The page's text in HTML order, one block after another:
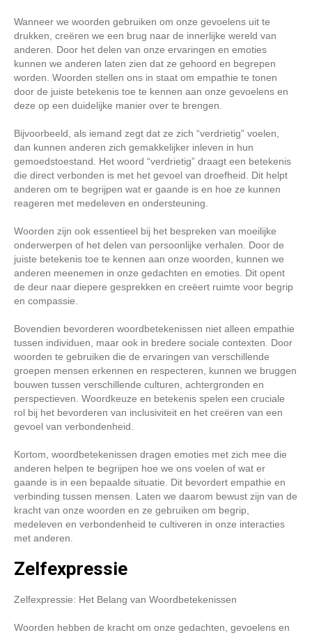
Wanneer we woorden gebruiken om onze gevoelens uit te
drukken, creëren we een brug naar de innerlijke wereld van
anderen. Door het delen van onze ervaringen en emoties
kunnen we anderen laten zien dat ze gehoord en begrepen
worden. Woorden stellen ons in staat om empathie te tonen
door de juiste betekenis toe te kennen aan onze gevoelens en
deze op een duidelijke manier over te brengen.
Bijvoorbeeld, als iemand zegt dat ze zich “verdrietig” voelen,
dan kunnen anderen zich gemakkelijker inleven in hun
gemoedstoestand. Het woord “verdrietig” draagt een betekenis
die direct verbonden is met het gevoel van droefheid. Dit helpt
anderen om te begrijpen wat er gaande is en hoe ze kunnen
reageren met medeleven en ondersteuning.
Woorden zijn ook essentieel bij het bespreken van moeilijke
onderwerpen of het delen van persoonlijke verhalen. Door de
juiste betekenis toe te kennen aan onze woorden, kunnen we
anderen meenemen in onze gedachten en emoties. Dit opent
de deur naar diepere gesprekken en creëert ruimte voor begrip
en compassie.
Bovendien bevorderen woordbetekenissen niet alleen empathie
tussen individuen, maar ook in bredere sociale contexten. Door
woorden te gebruiken die de ervaringen van verschillende
groepen mensen erkennen en respecteren, kunnen we bruggen
bouwen tussen verschillende culturen, achtergronden en
perspectieven. Woordkeuze en betekenis spelen een cruciale
rol bij het bevorderen van inclusiviteit en het creëren van een
gevoel van verbondenheid.
Kortom, woordbetekenissen dragen emoties met zich mee die
anderen helpen te begrijpen hoe we ons voelen of wat er
gaande is in een bepaalde situatie. Dit bevordert empathie en
verbinding tussen mensen. Laten we daarom bewust zijn van de
kracht van onze woorden en ze gebruiken om begrip,
medeleven en verbondenheid te cultiveren in onze interacties
met anderen.
Zelfexpressie
Zelfexpressie: Het Belang van Woordbetekenissen
Woorden hebben de kracht om onze gedachten, gevoelens en